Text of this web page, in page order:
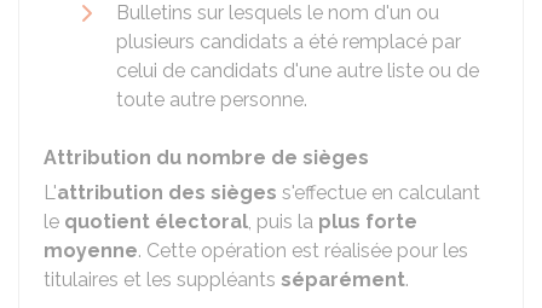
Bulletins sur lesquels le nom d'un ou
plusieurs candidats a été remplacé par
celui de candidats d'une autre liste ou de
toute autre personne.
Attribution du nombre de sièges
L'attribution des sièges s'effectue en calculant
le quotient électoral, puis la plus forte
moyenne. Cette opération est réalisée pour les
titulaires et les suppléants séparément.